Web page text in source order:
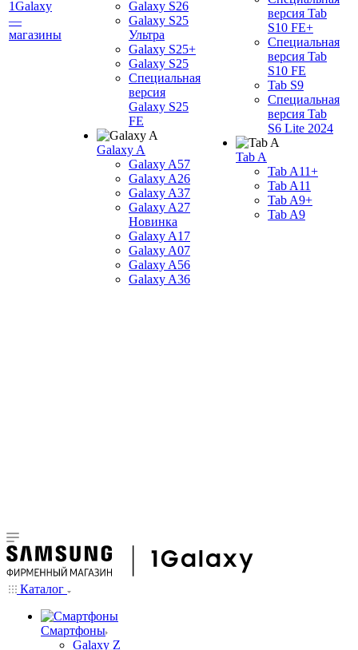
1Galaxy
—
магазины
Galaxy S26
Galaxy S25
Ультра
Galaxy S25+
Galaxy S25
Специальная
версия
Galaxy S25
FE
Galaxy A
Galaxy A57
Galaxy A26
Galaxy A37
Galaxy A27
Новинка
Galaxy A17
Galaxy A07
Galaxy A56
Galaxy A36
версия Tab
S10 FE+
Специальная
версия Tab
S10 FE
Tab S9
Специальная
версия Tab
S6 Lite 2024
Tab A
Tab A11+
Tab A11
Tab A9+
Tab A9
Каталог
Смартфоны
Galaxy Z